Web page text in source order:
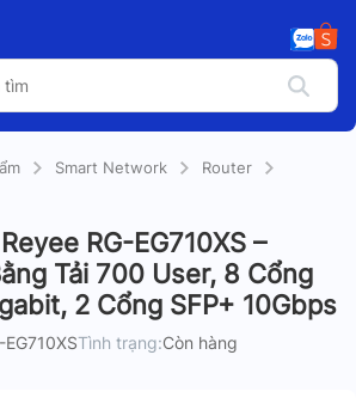
Smart Network
Router
RG-EG710XS –
Tải 700 User, 8 Cổng
2 Cổng SFP+ 10Gbps
EG710XSTình trạng:Còn hàng